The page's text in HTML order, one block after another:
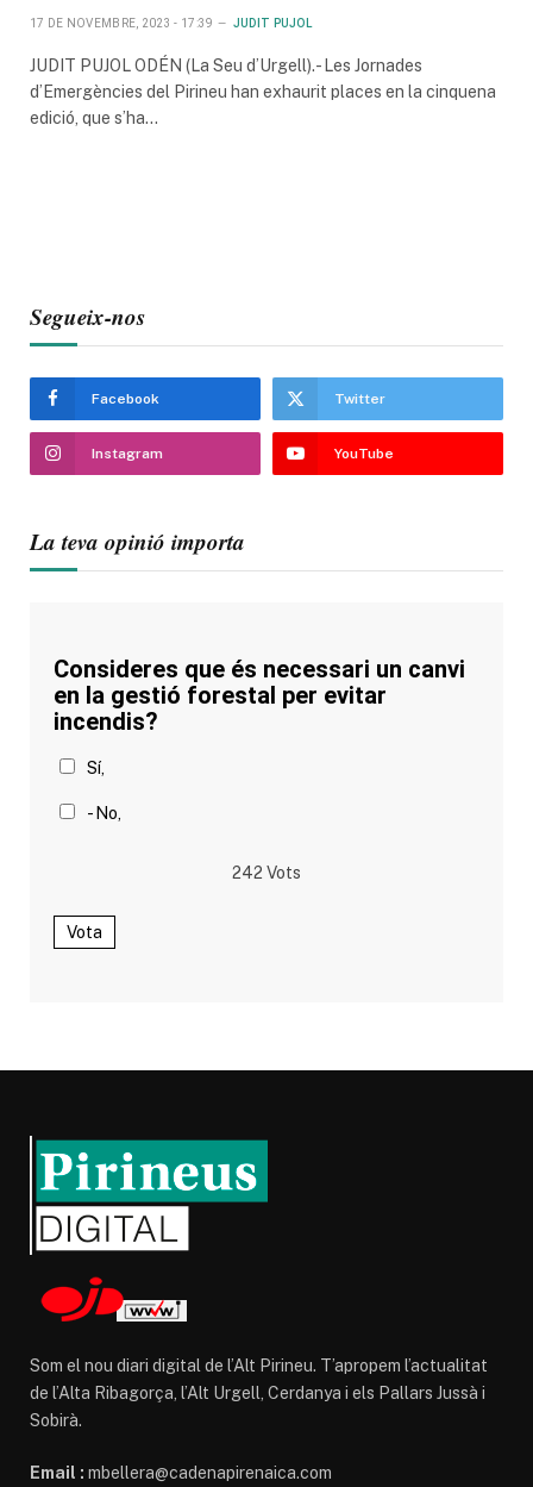
17 DE NOVEMBRE, 2023 - 17:39 JUDIT PUJOL
JUDIT PUJOL ODÉN (La Seu d’Urgell).- Les Jornades
d’Emergències del Pirineu han exhaurit places en la cinquena
edició, que s’ha…
Segueix-nos
Facebook Twitter
Instagram YouTube
La teva opinió importa
Consideres que és necessari un canvi
en la gestió forestal per evitar
incendis?
Sí,
- No,
242 Vots
Vota
Som el nou diari digital de l’Alt Pirineu. T’apropem l’actualitat
de l’Alta Ribagorça, l’Alt Urgell, Cerdanya i els Pallars Jussà i
Sobirà.
Email : mbellera@cadenapirenaica.com